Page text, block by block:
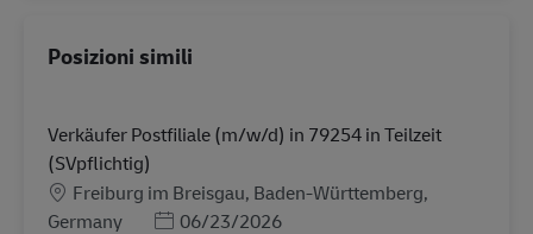
Posizioni simili
Verkäufer Postfiliale (m/w/d) in 79254 in Teilzeit
(SVpflichtig)
SedeFreiburg im Breisgau, Baden-Württemberg,
Germany
Posted Date
06/23/2026